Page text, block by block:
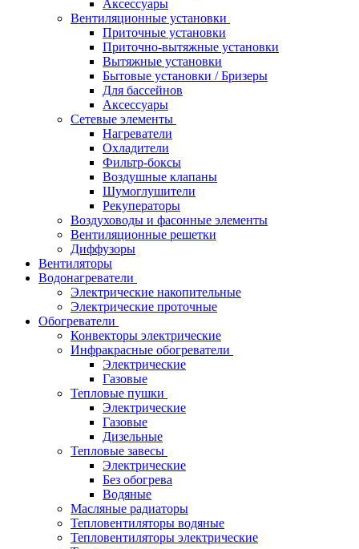
Аксессуары
Вентиляционные установки
Приточные установки
Приточно-вытяжные установки
Вытяжные установки
Бытовые установки / Бризеры
Для бассейнов
Аксессуары
Сетевые элементы
Нагреватели
Охладители
Фильтр-боксы
Воздушные клапаны
Шумоглушители
Рекуператоры
Воздуховоды и фасонные элементы
Вентиляционные решетки
Диффузоры
Вентиляторы
Водонагреватели
Электрические накопительные
Электрические проточные
Обогреватели
Конвекторы электрические
Инфракрасные обогреватели
Электрические
Газовые
Тепловые пушки
Электрические
Газовые
Дизельные
Тепловые завесы
Электрические
Без обогрева
Водяные
Масляные радиаторы
Тепловентиляторы водяные
Тепловентиляторы электрические